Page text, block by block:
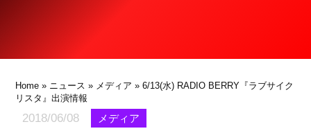
Home » ニュース » メディア » 6/13(水) RADIO BERRY『ラブサイク
リスタ』出演情報
2018/06/08 メディア